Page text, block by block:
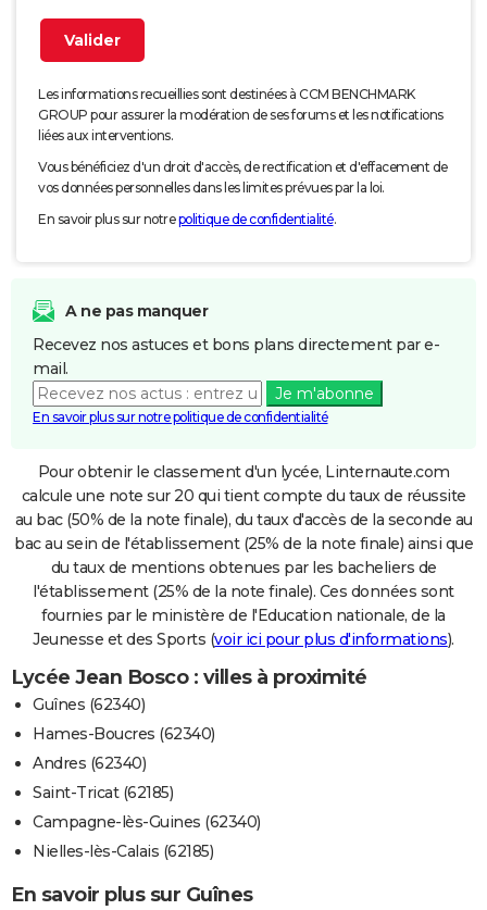
Les informations recueillies sont destinées à CCM BENCHMARK
GROUP pour assurer la modération de ses forums et les notifications
liées aux interventions.
Vous bénéficiez d'un droit d'accès, de rectification et d'effacement de
vos données personnelles dans les limites prévues par la loi.
En savoir plus sur notrepolitique de confidentialité.
A ne pas manquer
Recevez nos astuces et bons plans directement par e-
mail.
Je m'abonne
En savoir plus sur notre politique de confidentialité
Pour obtenir le classement d'un lycée, Linternaute.com
calcule une note sur 20 qui tient compte du taux de réussite
au bac (50% de la note finale), du taux d'accès de la seconde au
bac au sein de l'établissement (25% de la note finale) ainsi que
du taux de mentions obtenues par les bacheliers de
l'établissement (25% de la note finale). Ces données sont
fournies par le ministère de l'Education nationale, de la
Jeunesse et des Sports (voir ici pour plus d'informations).
Lycée Jean Bosco : villes à proximité
Guînes (62340)
Hames-Boucres (62340)
Andres (62340)
Saint-Tricat (62185)
Campagne-lès-Guines (62340)
Nielles-lès-Calais (62185)
En savoir plus sur Guînes